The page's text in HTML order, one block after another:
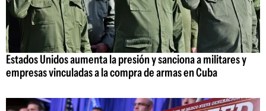
Estados Unidos aumenta la presión y sanciona a militares y
empresas vinculadas a la compra de armas en Cuba